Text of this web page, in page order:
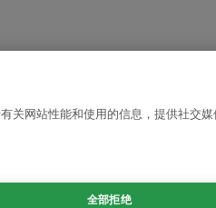
关网站性能和使用的信息，提供社交
全部拒绝